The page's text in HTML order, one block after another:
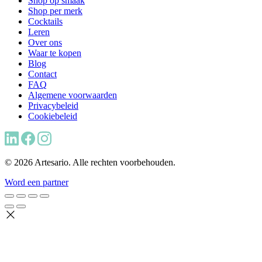
Shop per merk
Cocktails
Leren
Over ons
Waar te kopen
Blog
Contact
FAQ
Algemene voorwaarden
Privacybeleid
Cookiebeleid
© 2026 Artesario. Alle rechten voorbehouden.
Word een partner